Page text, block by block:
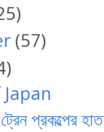
(57)
ট্রেন প্রকল্পের